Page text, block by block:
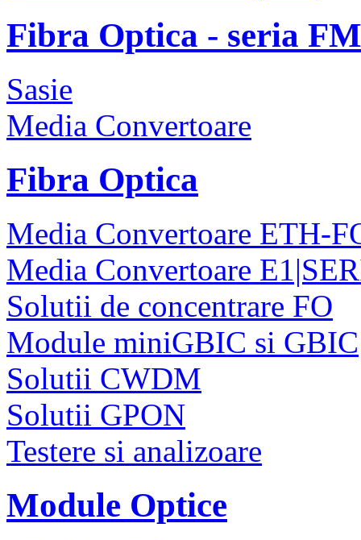
Fibra Optica - seria
Sasie
Media Convertoare
Fibra Optica
Media Convertoare ETH-
Media Convertoare
Solutii de concentrare FO
Module miniGBIC si GBIC
Solutii CWDM
Solutii GPON
Testere si analizoare
Module Optice